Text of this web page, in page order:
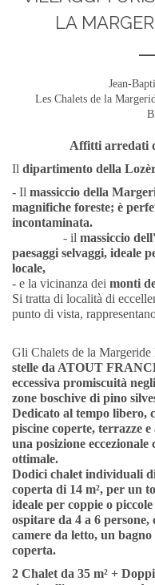
LA
Jean-
Les Chalets de la
Affitti arredati
Il dipartimento della
- Il massiccio della
magnifiche foreste; è
incontaminata.
- il massiccio
paesaggi selvaggi, ideale
locale,
- e la vicinanza dei monti
Si tratta di località di
punto di vista,
Gli Chalets de la Margeride
stelle da ATOUT
eccessiva promiscuità negli
zone boschive di pino
Dedicato al tempo libero,
piscine coperte, terrazze
una posizione eccezionale
ottimale.
Dodici chalet individuali
coperta di 14 m², per un
ideale per coppie o
ospitare da 4 a 6 persone,
camere da letto, un
coperta.
2 Chalet da 35 m² +